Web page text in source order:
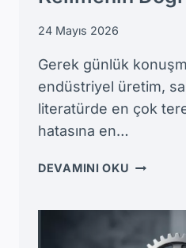
24 Mayıs 2026
Gerek günlük
endüstriyel üretim,
literatürde en çok
hatasına en…
DEVAMINI OKU MAKINE
TÜRK